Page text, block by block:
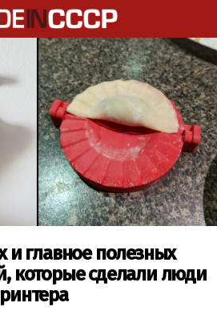
и главное полезных
которые сделали люди